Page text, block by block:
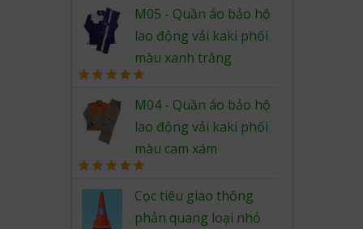
out of 5
M05 - Quần áo bảo hộ
lao động vải kaki phối
màu xanh trắng
out of 5
M04 - Quần áo bảo hộ
lao động vải kaki phối
màu cam xám
out of 5
Cọc tiêu giao thông
phản quang loại nhỏ